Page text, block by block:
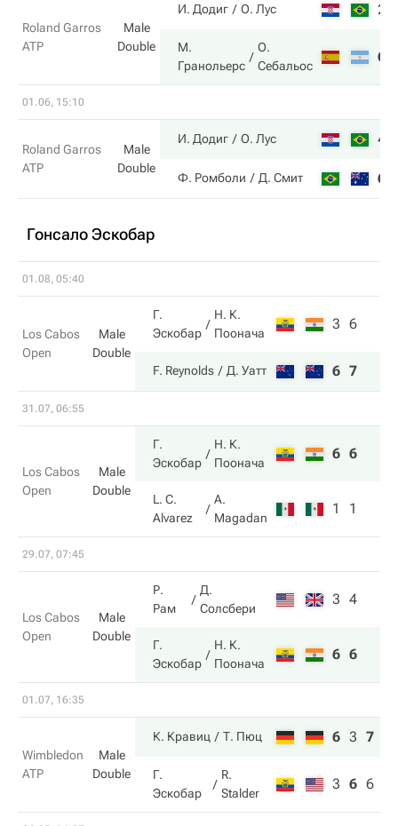
Roland Garros
ATP
Male
Double
И. Додиг О. Лус 2
М.
Гранольерс
О.
Себальос
6
01.06, 15:10
Roland Garros
ATP
Male
Double
И. Додиг О. Лус 4
Ф. Ромболи Д. Смит 6
Гонсало Эскобар
01.08, 05:40
Los Cabos
Open
Male
Double
Г.
Эскобар
Н. К.
Поонача
3 6
F. Reynolds Д. Уатт 6 7
31.07, 06:55
Los Cabos
Open
Male
Double
Г.
Эскобар
Н. К.
Поонача
6 6
L. C.
Alvarez
A.
Magadan
1 1
29.07, 07:45
Los Cabos
Open
Male
Double
Р.
Рам
Д.
Солсбери
3 4
Г.
Эскобар
Н. К.
Поонача
6 6
01.07, 16:35
Wimbledon
ATP
Male
Double
К. Кравиц Т. Пюц 6 3 7
Г.
Эскобар
R.
Stalder
3 6 6